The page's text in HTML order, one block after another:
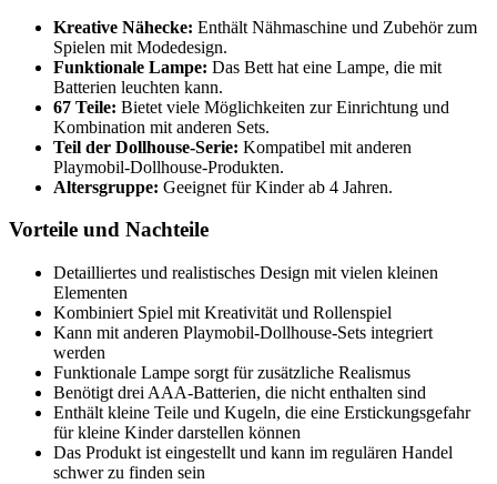
Kreative Nähecke: Enthält Nähmaschine und Zubehör zum
Spielen mit Modedesign.
Funktionale Lampe: Das Bett hat eine Lampe, die mit
Batterien leuchten kann.
67 Teile: Bietet viele Möglichkeiten zur Einrichtung und
Kombination mit anderen Sets.
Teil der Dollhouse-Serie: Kompatibel mit anderen
Playmobil-Dollhouse-Produkten.
Altersgruppe: Geeignet für Kinder ab 4 Jahren.
Vorteile und Nachteile
Detailliertes und realistisches Design mit vielen kleinen
Elementen
Kombiniert Spiel mit Kreativität und Rollenspiel
Kann mit anderen Playmobil-Dollhouse-Sets integriert
werden
Funktionale Lampe sorgt für zusätzliche Realismus
Benötigt drei AAA-Batterien, die nicht enthalten sind
Enthält kleine Teile und Kugeln, die eine Erstickungsgefahr
für kleine Kinder darstellen können
Das Produkt ist eingestellt und kann im regulären Handel
schwer zu finden sein